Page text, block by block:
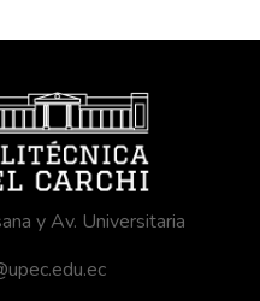
y Av. Universitaria